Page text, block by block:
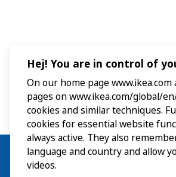
Hej! You are in control of
On our home page
pages on www.ikea.com/global/
cookies and similar techniques.
cookies for essential website
always active. They also
language and country and allow
videos.